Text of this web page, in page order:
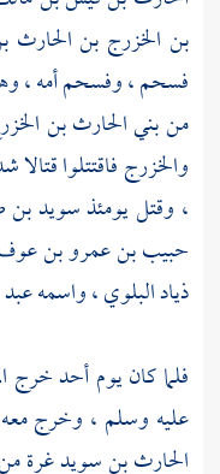
بن الخزرج بن الحارث
فسحم،وفسحمأمه ،
من بني الحارث بن
والخزرجفاقتتلوا
، وقتل يومئذسويد
حبيب بن عمرو بن
ذياد البلوي ، واسمه
فلما كان يومأحدخرج
عليه وسلم ، وخرج معه
الحارث بن سويدغرة